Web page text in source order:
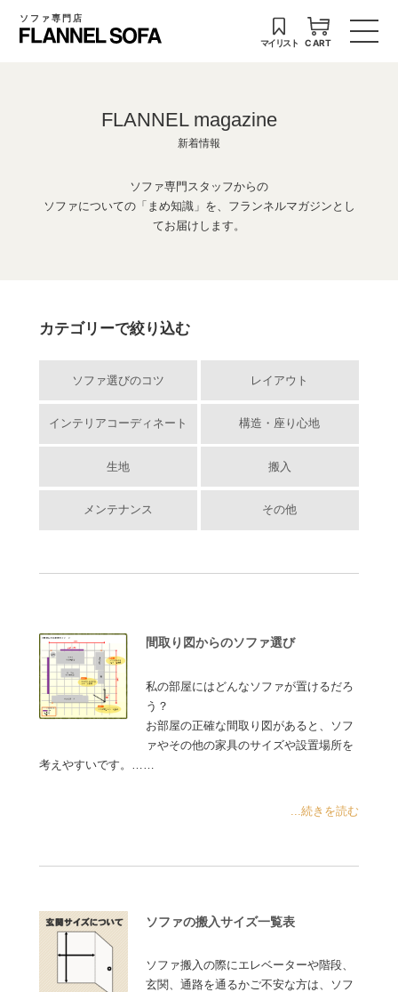
ソファ専門店
マイリスト CART
FLANNEL magazine
新着情報
ソファ専門スタッフからの
ソファについての「まめ知識」を、フランネルマガジンとし
てお届けします。
カテゴリーで絞り込む
ソファ選びのコツ レイアウト
インテリアコーディネート 構造・座り心地
生地 搬入
メンテナンス その他
間取り図からのソファ選び
私の部屋にはどんなソファが置けるだろ
う？
お部屋の正確な間取り図があると、ソフ
ァやその他の家具のサイズや設置場所を
考えやすいです。……
...続きを読む
ソファの搬入サイズ一覧表
ソファ搬入の際にエレベーターや階段、
玄関、通路を通るかご不安な方は、ソフ